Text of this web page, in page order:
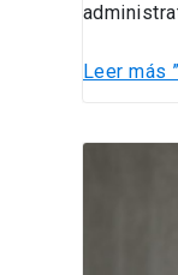
Leer más ”